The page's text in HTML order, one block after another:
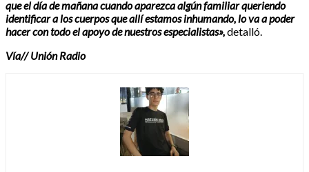
que el día de mañana cuando aparezca algún familiar queriendo
identificar a los cuerpos que allí estamos inhumando, lo va a poder
hacer con todo el apoyo de nuestros especialistas»,detalló.
Vía// Unión Radio